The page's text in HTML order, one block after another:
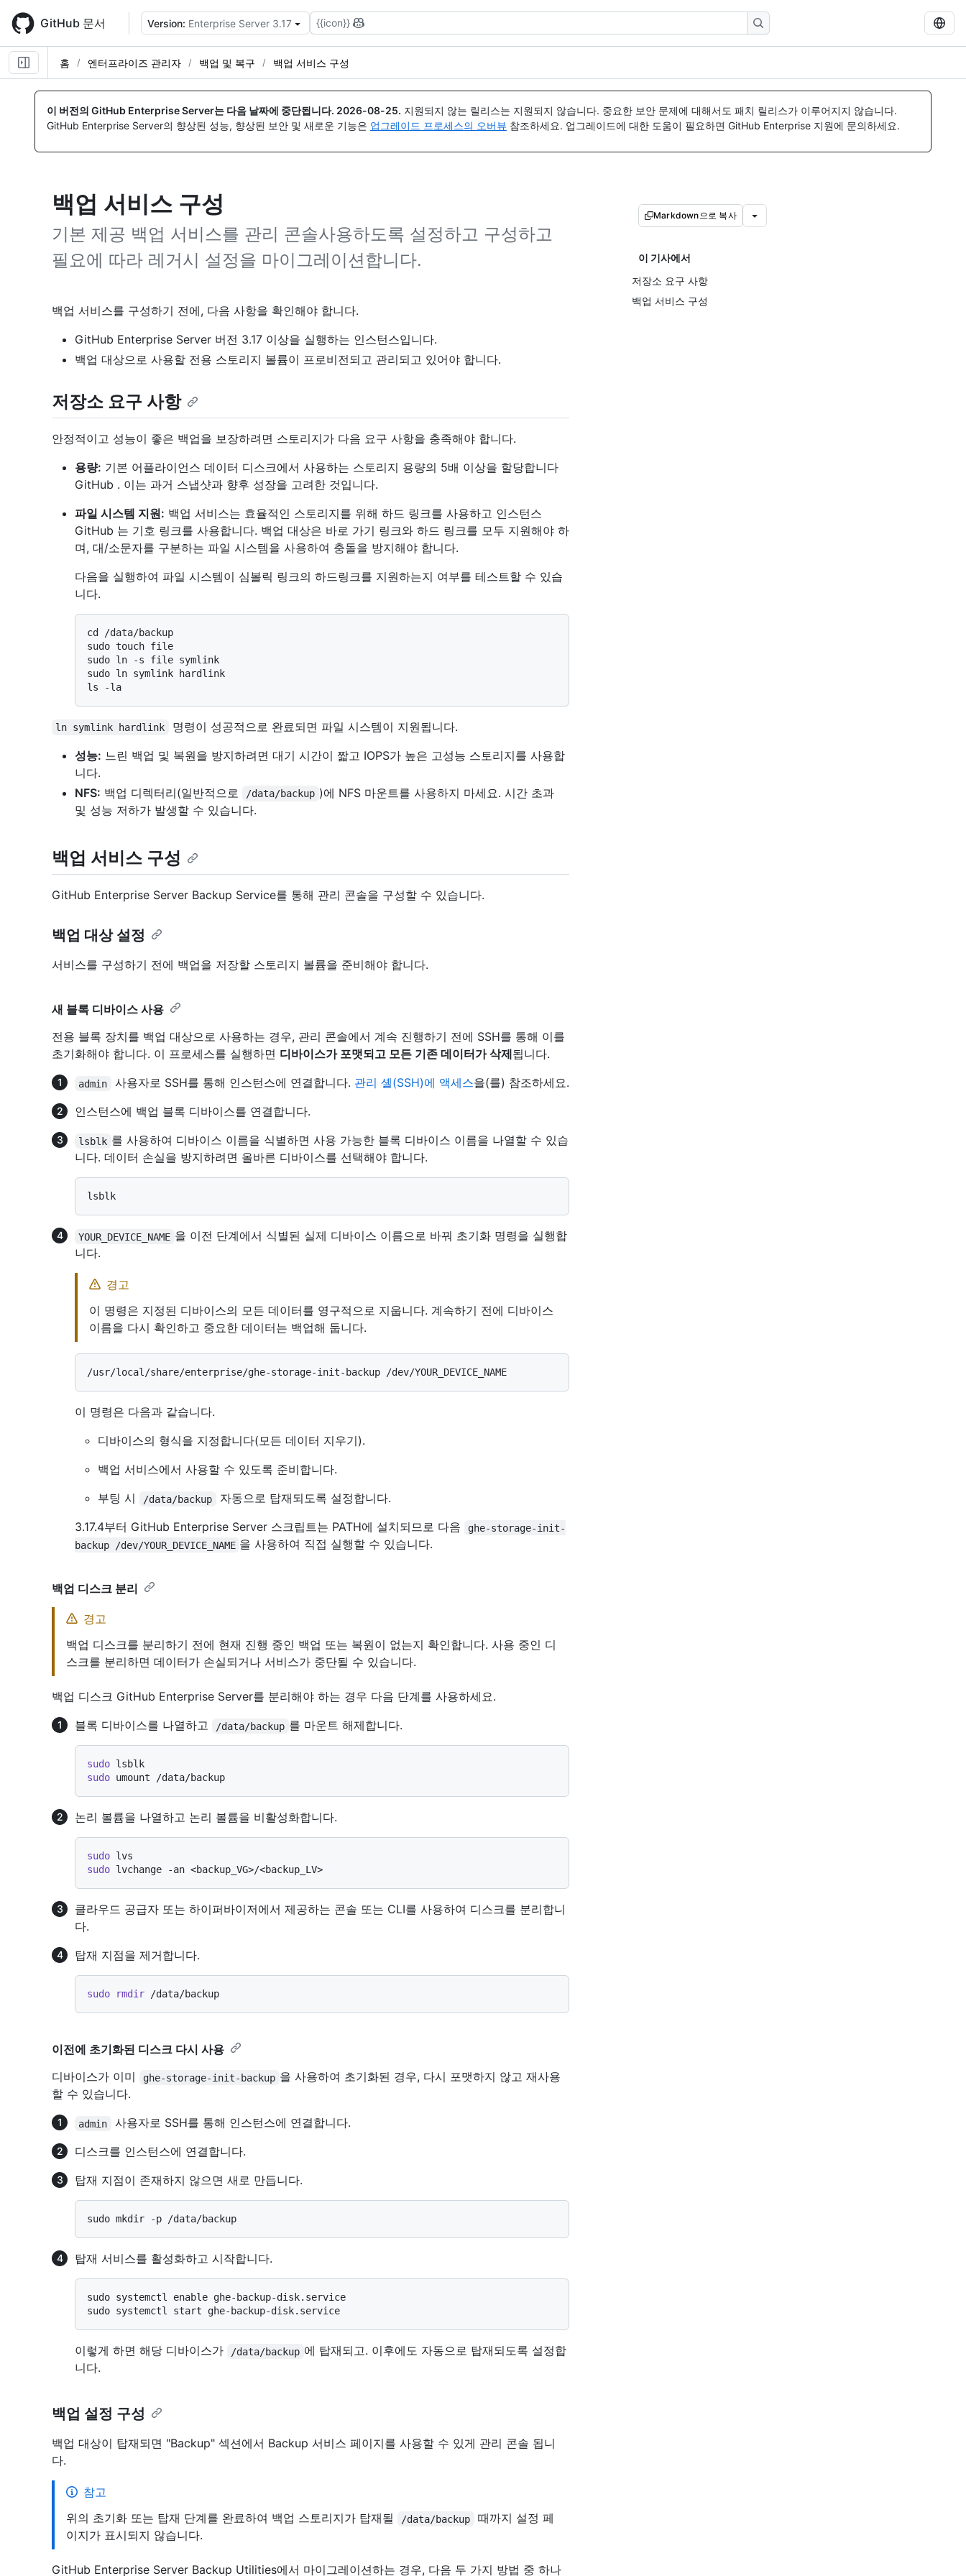
main
content
GitHub 문서 Version: Enterprise Server 3.17 {{icon}}
홈 엔터프라이즈 관리자 백업 및 복구 백업 서비스 구성
이 버전의 GitHub Enterprise Server는 다음 날짜에 중단됩니다. 2026-08-25. 지원되지 않는 릴리스는 지원되지 않습니다. 중요한 보안 문제에 대해서도 패치 릴리스가 이루어지지 않습니다.
GitHub Enterprise Server의 향상된 성능, 향상된 보안 및 새로운 기능은 업그레이드 프로세스의 오버뷰 참조하세요. 업그레이드에 대한 도움이 필요하면 GitHub Enterprise 지원에 문의하세요.
백업 서비스 구성
기본 제공 백업 서비스를 관리 콘솔사용하도록 설정하고 구성하고
필요에 따라 레거시 설정을 마이그레이션합니다.
Markdown으로 복사
이 기사에서
저장소 요구 사항
백업 서비스 구성
백업 서비스를 구성하기 전에, 다음 사항을 확인해야 합니다.
GitHub Enterprise Server 버전 3.17 이상을 실행하는 인스턴스입니다.
백업 대상으로 사용할 전용 스토리지 볼륨이 프로비전되고 관리되고 있어야 합니다.
저장소 요구 사항
안정적이고 성능이 좋은 백업을 보장하려면 스토리지가 다음 요구 사항을 충족해야 합니다.
용량: 기본 어플라이언스 데이터 디스크에서 사용하는 스토리지 용량의 5배 이상을 할당합니다
GitHub . 이는 과거 스냅샷과 향후 성장을 고려한 것입니다.
파일 시스템 지원: 백업 서비스는 효율적인 스토리지를 위해 하드 링크를 사용하고 인스턴스
GitHub 는 기호 링크를 사용합니다. 백업 대상은 바로 가기 링크와 하드 링크를 모두 지원해야 하
며, 대/소문자를 구분하는 파일 시스템을 사용하여 충돌을 방지해야 합니다.
다음을 실행하여 파일 시스템이 심볼릭 링크의 하드링크를 지원하는지 여부를 테스트할 수 있습
니다.
cd /data/backup
sudo touch file
sudo ln -s file symlink
sudo ln symlink hardlink
ln symlink hardlink
명령이 성공적으로 완료되면 파일 시스템이 지원됩니다.
성능: 느린 백업 및 복원을 방지하려면 대기 시간이 짧고 IOPS가 높은 고성능 스토리지를 사용합
니다.
NFS: 백업 디렉터리(일반적으로 /data/backup )에 NFS 마운트를 사용하지 마세요. 시간 초과
및 성능 저하가 발생할 수 있습니다.
백업 서비스 구성
GitHub Enterprise Server Backup Service를 통해 관리 콘솔을 구성할 수 있습니다.
백업 대상 설정
서비스를 구성하기 전에 백업을 저장할 스토리지 볼륨을 준비해야 합니다.
새 블록 디바이스 사용
전용 블록 장치를 백업 대상으로 사용하는 경우, 관리 콘솔에서 계속 진행하기 전에 SSH를 통해 이를
초기화해야 합니다. 이 프로세스를 실행하면 디바이스가 포맷되고 모든 기존 데이터가 삭제됩니다.
admin 사용자로 SSH를 통해 인스턴스에 연결합니다. 관리 셸(SSH)에 액세스을(를) 참조하세요.
인스턴스에 백업 블록 디바이스를 연결합니다.
lsblk 를 사용하여 디바이스 이름을 식별하면 사용 가능한 블록 디바이스 이름을 나열할 수 있습
니다. 데이터 손실을 방지하려면 올바른 디바이스를 선택해야 합니다.
YOUR_DEVICE_NAME 을 이전 단계에서 식별된 실제 디바이스 이름으로 바꿔 초기화 명령을 실행합
니다.
경고
이 명령은 지정된 디바이스의 모든 데이터를 영구적으로 지웁니다. 계속하기 전에 디바이스
이름을 다시 확인하고 중요한 데이터는 백업해 둡니다.
이 명령은 다음과 같습니다.
디바이스의 형식을 지정합니다(모든 데이터 지우기).
백업 서비스에서 사용할 수 있도록 준비합니다.
부팅 시
/data/backup
자동으로 탑재되도록 설정합니다.
3.17.4부터 GitHub Enterprise Server 스크립트는 PATH에 설치되므로 다음
ghe-storage-init-
backup /dev/YOUR_DEVICE_NAME 을 사용하여 직접 실행할 수 있습니다.
백업 디스크 분리
경고
백업 디스크를 분리하기 전에 현재 진행 중인 백업 또는 복원이 없는지 확인합니다. 사용 중인 디
스크를 분리하면 데이터가 손실되거나 서비스가 중단될 수 있습니다.
백업 디스크 GitHub Enterprise Server를 분리해야 하는 경우 다음 단계를 사용하세요.
블록 디바이스를 나열하고
/data/backup 를 마운트 해제합니다.
sudo
sudo
논리 볼륨을 나열하고 논리 볼륨을 비활성화합니다.
sudo
sudo
클라우드 공급자 또는 하이퍼바이저에서 제공하는 콘솔 또는 CLI를 사용하여 디스크를 분리합니
다.
탑재 지점을 제거합니다.
sudo rmdir
이전에 초기화된 디스크 다시 사용
디바이스가 이미
ghe-storage-init-backup 을 사용하여 초기화된 경우, 다시 포맷하지 않고 재사용
할 수 있습니다.
admin
사용자로 SSH를 통해 인스턴스에 연결합니다.
디스크를 인스턴스에 연결합니다.
탑재 지점이 존재하지 않으면 새로 만듭니다.
탑재 서비스를 활성화하고 시작합니다.
sudo systemctl enable ghe-backup-disk.service
이렇게 하면 해당 디바이스가 /data/backup 에 탑재되고. 이후에도 자동으로 탑재되도록 설정합
니다.
백업 설정 구성
백업 대상이 탑재되면 "Backup" 섹션에서 Backup 서비스 페이지를 사용할 수 있게 관리 콘솔 됩니
다.
참고
위의 초기화 또는 탑재 단계를 완료하여 백업 스토리지가 탑재될
/data/backup
때까지 설정 페
이지가 표시되지 않습니다.
GitHub Enterprise Server Backup Utilities에서 마이그레이션하는 경우, 다음 두 가지 방법 중 하나